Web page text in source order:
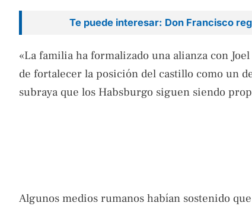
Te puede interesar: Don Francisco
«La familia ha formalizado una alianza con
de fortalecer la posición del castillo como un
subraya que los Habsburgo siguen siendo
Algunos medios rumanos habían sostenido